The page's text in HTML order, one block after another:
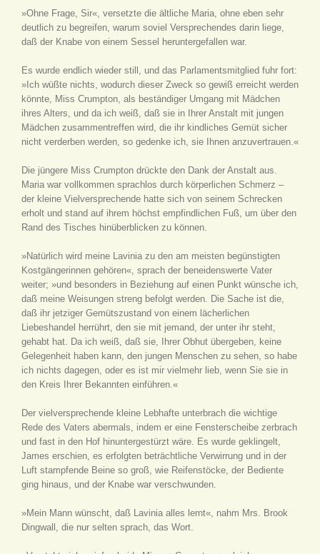
»Ohne Frage, Sir«, versetzte die ältliche Maria, ohne eben sehr
deutlich zu begreifen, warum soviel Versprechendes darin liege,
daß der Knabe von einem Sessel heruntergefallen war.
Es wurde endlich wieder still, und das Parlamentsmitglied fuhr fort:
»Ich wüßte nichts, wodurch dieser Zweck so gewiß erreicht werden
könnte, Miss Crumpton, als beständiger Umgang mit Mädchen
ihres Alters, und da ich weiß, daß sie in Ihrer Anstalt mit jungen
Mädchen zusammentreffen wird, die ihr kindliches Gemüt sicher
nicht verderben werden, so gedenke ich, sie Ihnen anzuvertrauen.«
Die jüngere Miss Crumpton drückte den Dank der Anstalt aus.
Maria war vollkommen sprachlos durch körperlichen Schmerz –
der kleine Vielversprechende hatte sich von seinem Schrecken
erholt und stand auf ihrem höchst empfindlichen Fuß, um über den
Rand des Tisches hinüberblicken zu können.
»Natürlich wird meine Lavinia zu den am meisten begünstigten
Kostgängerinnen gehören«, sprach der beneidenswerte Vater
weiter; »und besonders in Beziehung auf einen Punkt wünsche ich,
daß meine Weisungen streng befolgt werden. Die Sache ist die,
daß ihr jetziger Gemütszustand von einem lächerlichen
Liebeshandel herrührt, den sie mit jemand, der unter ihr steht,
gehabt hat. Da ich weiß, daß sie, Ihrer Obhut übergeben, keine
Gelegenheit haben kann, den jungen Menschen zu sehen, so habe
ich nichts dagegen, oder es ist mir vielmehr lieb, wenn Sie sie in
den Kreis Ihrer Bekannten einführen.«
Der vielversprechende kleine Lebhafte unterbrach die wichtige
Rede des Vaters abermals, indem er eine Fensterscheibe zerbrach
und fast in den Hof hinuntergestürzt wäre. Es wurde geklingelt,
James erschien, es erfolgten beträchtliche Verwirrung und in der
Luft stampfende Beine so groß, wie Reifenstöcke, der Bediente
ging hinaus, und der Knabe war verschwunden.
»Mein Mann wünscht, daß Lavinia alles lernt«, nahm Mrs. Brook
Dingwall, die nur selten sprach, das Wort.